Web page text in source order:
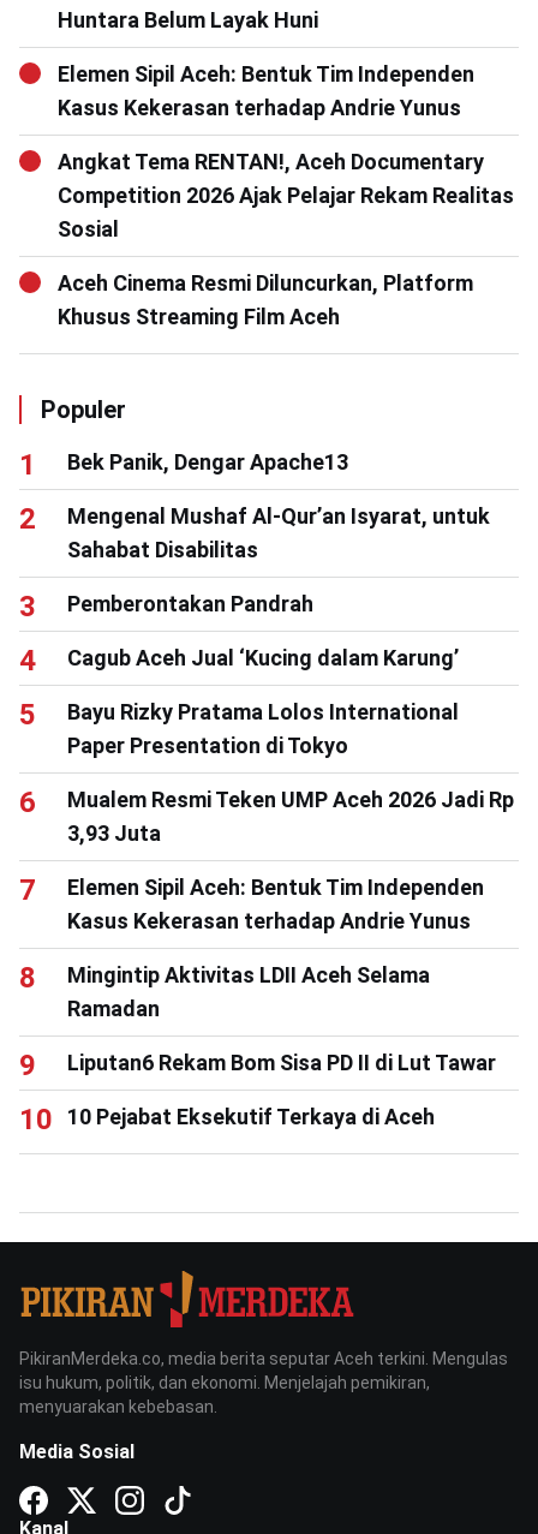
Huntara Belum Layak Huni
Elemen Sipil Aceh: Bentuk Tim Independen
Kasus Kekerasan terhadap Andrie Yunus
Angkat Tema RENTAN!, Aceh Documentary
Competition 2026 Ajak Pelajar Rekam Realitas
Sosial
Aceh Cinema Resmi Diluncurkan, Platform
Khusus Streaming Film Aceh
Populer
Bek Panik, Dengar Apache13
Mengenal Mushaf Al-Qur’an Isyarat, untuk
Sahabat Disabilitas
Pemberontakan Pandrah
Cagub Aceh Jual ‘Kucing dalam Karung’
Bayu Rizky Pratama Lolos International
Paper Presentation di Tokyo
Mualem Resmi Teken UMP Aceh 2026 Jadi Rp
3,93 Juta
Elemen Sipil Aceh: Bentuk Tim Independen
Kasus Kekerasan terhadap Andrie Yunus
Mingintip Aktivitas LDII Aceh Selama
Ramadan
Liputan6 Rekam Bom Sisa PD II di Lut Tawar
10 Pejabat Eksekutif Terkaya di Aceh
PikiranMerdeka.co, media berita seputar Aceh terkini. Mengulas
isu hukum, politik, dan ekonomi. Menjelajah pemikiran,
menyuarakan kebebasan.
Media Sosial
Kanal